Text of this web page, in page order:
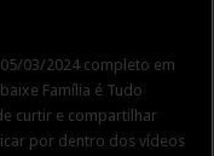
03/2024 completo em
Família é Tudo
curtir e compartilhar
por dentro dos vídeos